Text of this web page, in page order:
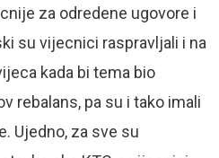
za odredene ugovore i
su vijecnici raspravljali i na
kada bi tema bio
rebalans, pa su i tako imali
Ujedno, za sve su